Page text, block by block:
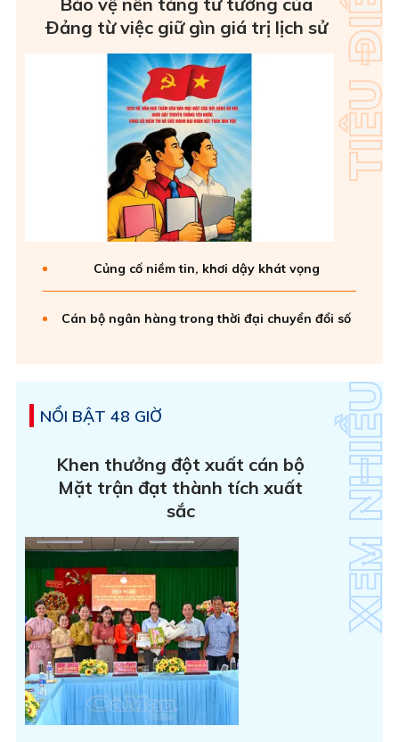
Ðảng từ việc giữ gìn giá trị lịch sử
Củng cố niềm tin, khơi dậy khát vọng
Cán bộ ngân hàng trong thời đại chuyển đổi số
NỔI BẬT 48 GIỜ
Khen thưởng đột xuất cán bộ
Mặt trận đạt thành tích xuất
sắc